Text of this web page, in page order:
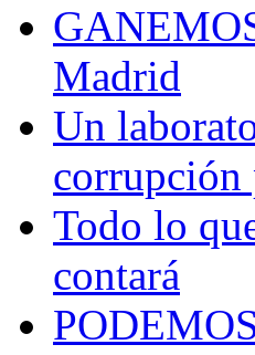
Madrid
Un
corrupción
Todo lo
contará